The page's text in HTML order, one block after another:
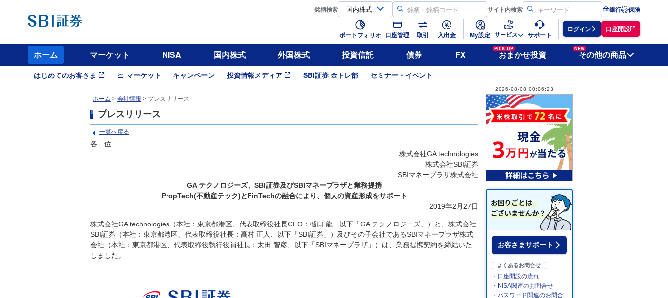
銘柄検索 サイト内検索 銀行 保険
ポートフォリオ 口座管理 取引 入出金 My設定 サービス サポート
ログイン 口座開設
ホーム マーケット NISA 国内株式 外国株式 投資信託 債券 FX
PICK UP
おまかせ投資
NEW
その他の商品
はじめてのお客さま マーケット キャンペーン 投資情報メディア SBI証券 金トレ部 セミナー・イベント
2026-08-08 00:06:23
ホーム > 会社情報 > プレスリリース
プレスリリース
一覧へ戻る
各 位
株式会社GA technologies
株式会社SBI証券
SBIマネープラザ株式会社
GA テクノロジーズ、SBI証券及びSBIマネープラザと業務提携
PropTech(不動産テック)とFinTechの融合により、個人の資産形成をサポート
2019年2月27日
株式会社GA technologies（本社：東京都港区、代表取締役社長CEO：樋口 龍、以下「GA テクノロジーズ」）と、株式会社
SBI証券（本社：東京都港区、代表取締役社長：髙村 正人、以下「SBI証券」）及びその子会社であるSBIマネープラザ株式
会社（本社：東京都港区、代表取締役執行役員社長：太田 智彦、以下「SBIマネープラザ」）は、業務提携契約を締結いた
しました。
お客さまサポート
よくあるお問合せ
・口座開設の流れ
・NISA関連のお問合せ
・パスワード関連のお問合